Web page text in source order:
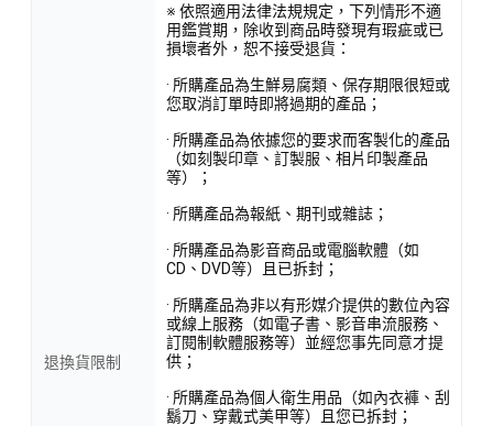
退換貨限制
※ 依照適用法律法規規定，下列情形不適
用鑑賞期，除收到商品時發現有瑕疵或已
損壞者外，恕不接受退貨：
· 所購產品為生鮮易腐類、保存期限很短或
您取消訂單時即將過期的產品；
· 所購產品為依據您的要求而客製化的產品
（如刻製印章、訂製服、相片印製產品
等）；
· 所購產品為報紙、期刊或雜誌；
· 所購產品為影音商品或電腦軟體（如
CD、DVD等）且已拆封；
· 所購產品為非以有形媒介提供的數位內容
或線上服務（如電子書、影音串流服務、
訂閱制軟體服務等）並經您事先同意才提
供；
· 所購產品為個人衛生用品（如內衣褲、刮
鬍刀、穿戴式美甲等）且您已拆封；